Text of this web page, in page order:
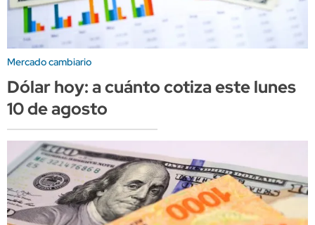
Mercado cambiario
Dólar hoy: a cuánto cotiza este lunes
10 de agosto